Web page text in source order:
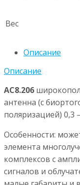
Вес
Описание
Описание
АС8.206
антенна (с
поляризацией) 0,3
Особенности:
элемента
комплексов с
сигналов и